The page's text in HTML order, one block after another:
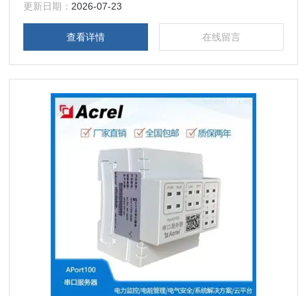
更新日期： 2026-07-23
查看详情 在线留言